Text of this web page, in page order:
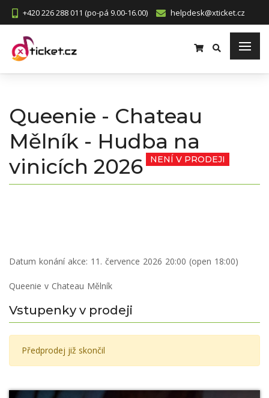
+420 226 288 011 (po-pá 9.00-16.00) helpdesk@xticket.cz
Queenie - Chateau
Mělník - Hudba na
vinicích 2026
NENÍ V PRODEJI
Datum konání akce: 11. července 2026 20:00 (open 18:00)
Queenie v Chateau Mělník
Vstupenky v prodeji
Předprodej již skončil